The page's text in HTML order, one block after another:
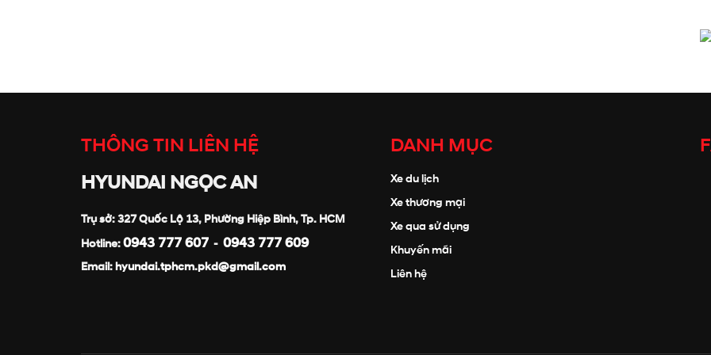
THÔNG TIN LIÊN HỆ
HYUNDAI NGỌC AN
Trụ sở: 327 Quốc Lộ 13, Phường Hiệp Bình, Tp. HCM
Hotline:0943 777 607 - 0943 777 609
Email: hyundai.tphcm.pkd@gmail.com
DANH MỤC
Xe du lịch
Xe thương mại
Xe qua sử dụng
Khuyến mãi
Liên hệ